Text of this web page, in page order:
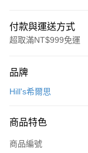
付款與運送方式
超取滿NT$999免運
信用卡一次付款
LINE Pay
Apple Pay
品牌
Hill's希爾思
商品特色
商品編號